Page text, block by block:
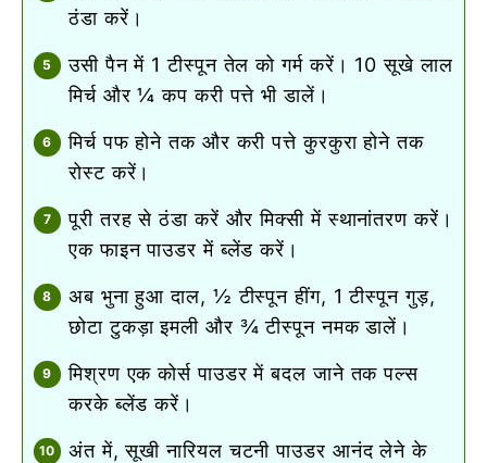
ठंडा करें।
उसी पैन में 1 टीस्पून तेल को गर्म करें। 10 सूखे लाल
मिर्च और ¼ कप करी पत्ते भी डालें।
मिर्च पफ होने तक और करी पत्ते कुरकुरा होने तक
रोस्ट करें।
पूरी तरह से ठंडा करें और मिक्सी में स्थानांतरण करें।
एक फाइन पाउडर में ब्लेंड करें।
अब भुना हुआ दाल, ½ टीस्पून हींग, 1 टीस्पून गुड़,
छोटा टुकड़ा इमली और ¾ टीस्पून नमक डालें।
मिश्रण एक कोर्स पाउडर में बदल जाने तक पल्स
करके ब्लेंड करें।
अंत में, सूखी नारियल चटनी पाउडर आनंद लेने के